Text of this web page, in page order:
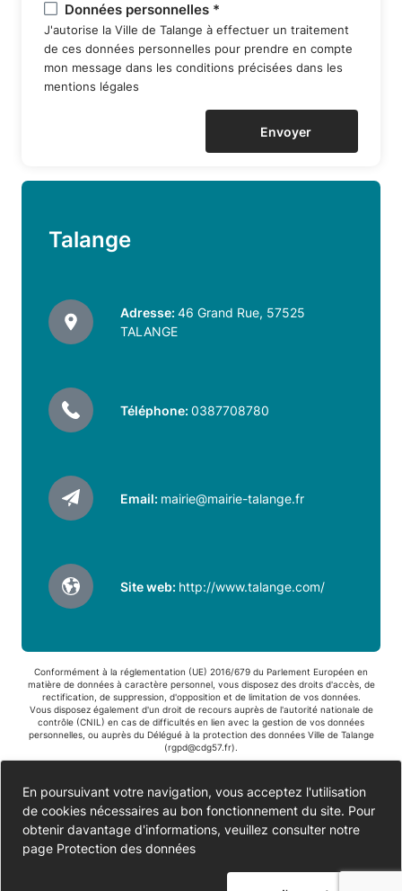
Portail
funéraire
la
ville
TALANGE
Données personnelles *
J'autorise la Ville de Talange à effectuer un traitement
de ces données personnelles pour prendre en compte
mon message dans les conditions précisées dans les
mentions légales
Envoyer
Talange
Adresse: 46 Grand Rue, 57525
TALANGE
Téléphone: 0387708780
Email: mairie@mairie-talange.fr
Site web: http://www.talange.com/
Conformément à la réglementation (UE) 2016/679 du Parlement Européen en
matière de données à caractère personnel, vous disposez des droits d'accès, de
rectification, de suppression, d'opposition et de limitation de vos données.
Vous disposez également d'un droit de recours auprès de l'autorité nationale de
contrôle (CNIL) en cas de difficultés en lien avec la gestion de vos données
personnelles, ou auprès du Délégué à la protection des données Ville de Talange
(rgpd@cdg57.fr).
Accessibilité
Partiellement conforme
Données personnelles
Mentions légales
En poursuivant votre navigation, vous acceptez l'utilisation
de cookies nécessaires au bon fonctionnement du site. Pour
obtenir davantage d'informations, veuillez consulter notre
page Protection des données